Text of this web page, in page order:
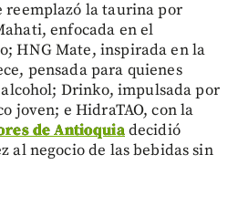
reemplazó la taurina por
enfocada en el
HNG Mate, inspirada en la
pensada para quienes
Drinko, impulsada por
joven; e HidraTAO, con la
de Antioquiadecidió
al negocio de las bebidas sin